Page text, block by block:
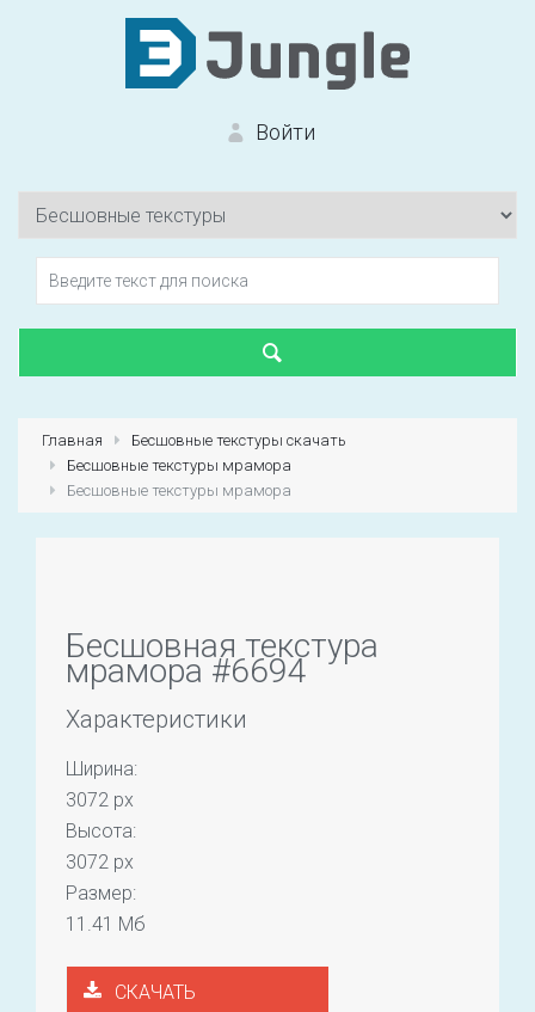
Войти
Вход на сайт
Первый раз? Зарегистрироваться
Главная
Бесшовные текстуры скачать
Бесшовные текстуры мрамора
Бесшовные текстуры мрамора
Бесшовная текстура
мрамора #6694
Характеристики
Ширина:
3072 px
Высота:
3072 px
Размер:
11.41 Мб
СКАЧАТЬ